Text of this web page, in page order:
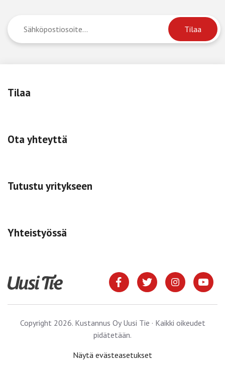
Tilaa
Ota yhteyttä
Tutustu yritykseen
Yhteistyössä
Copyright 2026. Kustannus Oy Uusi Tie · Kaikki oikeudet
pidätetään.
Näytä evästeasetukset